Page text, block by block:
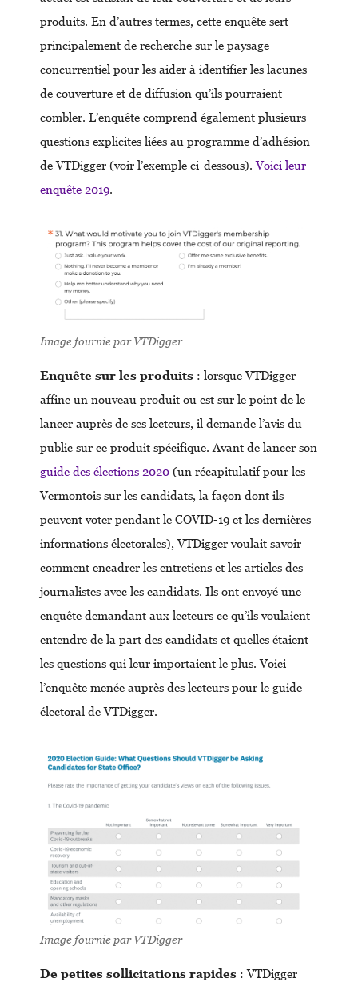
produits. En d’autres termes, cette enquête sert
principalement de recherche sur le paysage
concurrentiel pour les aider à identifier les lacunes
de couverture et de diffusion qu’ils pourraient
combler. L’enquête comprend également plusieurs
questions explicites liées au programme d’adhésion
de VTDigger (voir l’exemple ci-dessous). Voici leur
enquête 2019.
Image fournie par VTDigger
Enquête sur les produits : lorsque VTDigger
affine un nouveau produit ou est sur le point de le
lancer auprès de ses lecteurs, il demande l’avis du
public sur ce produit spécifique. Avant de lancer son
guide des élections 2020 (un récapitulatif pour les
Vermontois sur les candidats, la façon dont ils
peuvent voter pendant le COVID-19 et les dernières
informations électorales), VTDigger voulait savoir
comment encadrer les entretiens et les articles des
journalistes avec les candidats. Ils ont envoyé une
enquête demandant aux lecteurs ce qu’ils voulaient
entendre de la part des candidats et quelles étaient
les questions qui leur importaient le plus. Voici
l’enquête menée auprès des lecteurs pour le guide
électoral de VTDigger.
Image fournie par VTDigger
De petites sollicitations rapides : VTDigger